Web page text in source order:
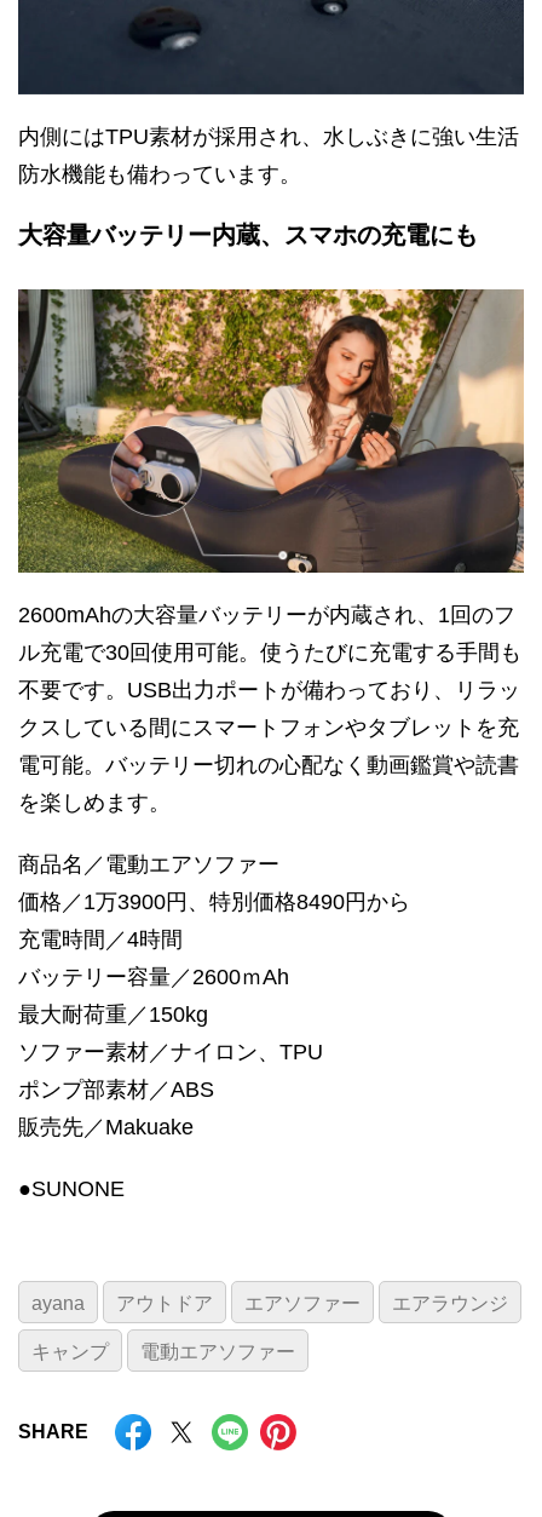
内側にはTPU素材が採用され、水しぶきに強い生活
防水機能も備わっています。
大容量バッテリー内蔵、スマホの充電にも
2600mAhの大容量バッテリーが内蔵され、1回のフ
ル充電で30回使用可能。使うたびに充電する手間も
不要です。USB出力ポートが備わっており、リラッ
クスしている間にスマートフォンやタブレットを充
電可能。バッテリー切れの心配なく動画鑑賞や読書
を楽しめます。
商品名／電動エアソファー
価格／1万3900円、特別価格8490円から
充電時間／4時間
バッテリー容量／2600ｍAh
最大耐荷重／150kg
ソファー素材／ナイロン、TPU
ポンプ部素材／ABS
販売先／Makuake
●SUNONE
ayana アウトドア エアソファー エアラウンジ
キャンプ 電動エアソファー
SHARE